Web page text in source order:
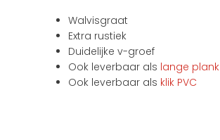
Walvisgraat
Extra rustiek
Duidelijke v-groef
Ook leverbaar als lange plank
Ook leverbaar als klik PVC